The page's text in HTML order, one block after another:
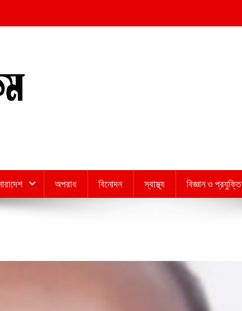
অপরাধ বিনোদন স্বাস্থ্য বিজ্ঞান ও প্রযুক্তি